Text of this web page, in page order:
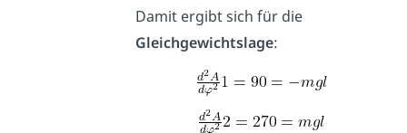
Damit ergibt sich für die
Gleichgewichtslage: